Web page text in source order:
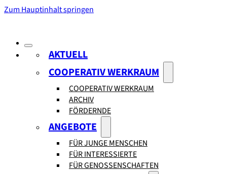
Zum Hauptinhalt springen
AKTUELL
COOPERATIV WERKRAUM
COOPERATIV WERKRAUM
ARCHIV
FÖRDERNDE
ANGEBOTE
FÜR JUNGE MENSCHEN
FÜR INTERESSIERTE
FÜR GENOSSENSCHAFTEN